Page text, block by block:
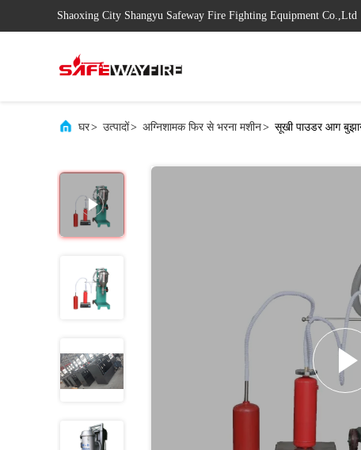
Shaoxing City Shangyu Safeway Fire Fighting Equipment Co.,Ltd
घर> उत्पादों> अग्निशामक फिर से भरना मशीन> सूखी पाउडर आग